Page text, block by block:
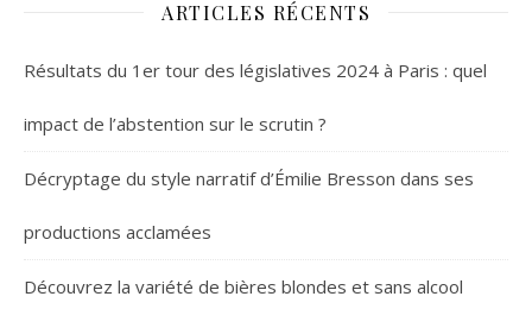
ARTICLES RÉCENTS
Résultats du 1er tour des législatives 2024 à Paris : quel
impact de l’abstention sur le scrutin ?
Décryptage du style narratif d’Émilie Bresson dans ses
productions acclamées
Découvrez la variété de bières blondes et sans alcool